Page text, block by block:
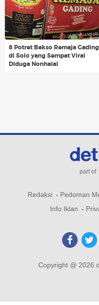
8 Potret Bakso Remaja Gading
di Solo yang Sempat Viral
Diduga Nonhalal
part of
Redaksi Pedoman
Info Iklan
Copyright @ 2026